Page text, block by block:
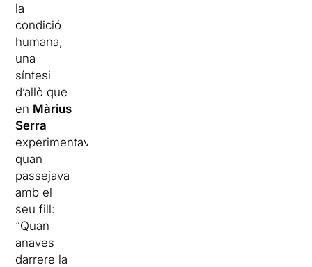
la
condició
humana,
una
síntesi
d’allò que
en Màrius
Serra
experimentava
quan
passejava
amb el
seu fill:
“Quan
anaves
darrere la